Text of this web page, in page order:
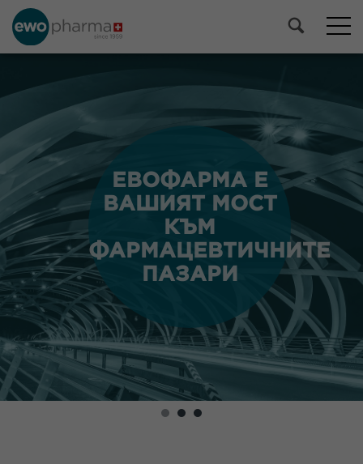
ЕВОФАРМА Е
ВАШИЯТ МОСТ
КЪМ
ФАРМАЦЕВТИЧНИТЕ
ПАЗАРИ
ЕВОФАРМА Е
ВАШИЯТ МОСТ
КЪМ
ФАРМАЦЕВТИЧНИТЕ
ПАЗАРИ